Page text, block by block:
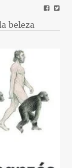
beleza